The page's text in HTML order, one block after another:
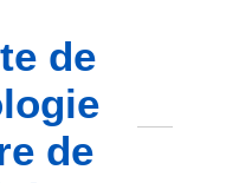
de
de